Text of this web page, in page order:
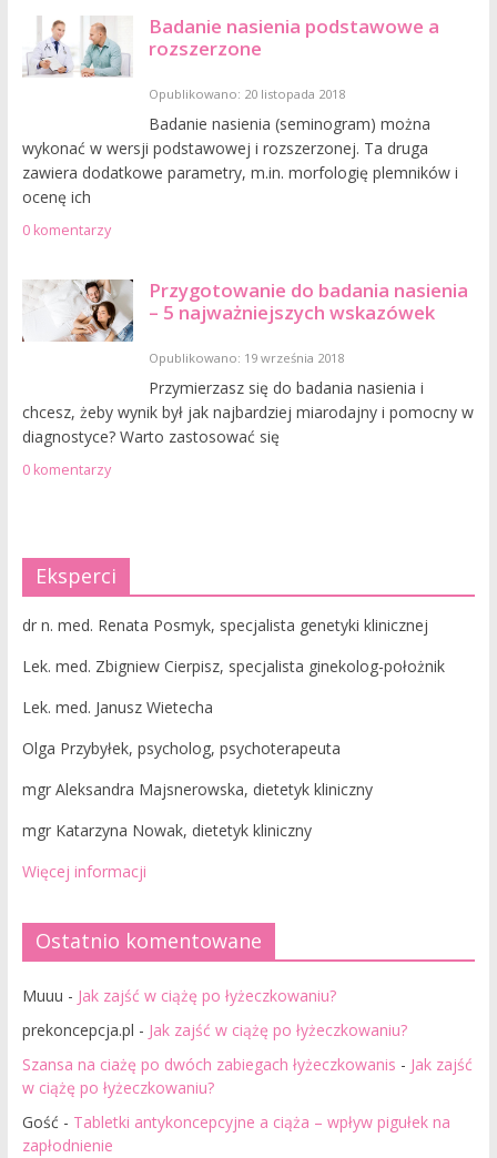
Badanie nasienia podstawowe a
rozszerzone
Opublikowano: 20 listopada 2018
Badanie nasienia (seminogram) można
wykonać w wersji podstawowej i rozszerzonej. Ta druga
zawiera dodatkowe parametry, m.in. morfologię plemników i
ocenę ich
0 komentarzy
Przygotowanie do badania nasienia
– 5 najważniejszych wskazówek
Opublikowano: 19 września 2018
Przymierzasz się do badania nasienia i
chcesz, żeby wynik był jak najbardziej miarodajny i pomocny w
diagnostyce? Warto zastosować się
0 komentarzy
Eksperci
dr n. med. Renata Posmyk, specjalista genetyki klinicznej
Lek. med. Zbigniew Cierpisz, specjalista ginekolog-położnik
Lek. med. Janusz Wietecha
Olga Przybyłek, psycholog, psychoterapeuta
mgr Aleksandra Majsnerowska, dietetyk kliniczny
mgr Katarzyna Nowak, dietetyk kliniczny
Więcej informacji
Ostatnio komentowane
Muuu - Jak zajść w ciążę po łyżeczkowaniu?
prekoncepcja.pl - Jak zajść w ciążę po łyżeczkowaniu?
Szansa na ciażę po dwóch zabiegach łyżeczkowanis - Jak zajść
w ciążę po łyżeczkowaniu?
Gość - Tabletki antykoncepcyjne a ciąża – wpływ pigułek na
zapłodnienie